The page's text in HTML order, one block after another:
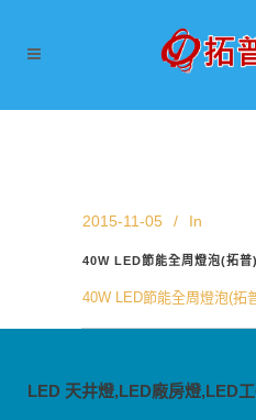
2015-11-05 In
40W LED節能全周燈泡(拓普
40W LED節能全周燈泡(拓
LED 天井燈,LED廠房燈,LED